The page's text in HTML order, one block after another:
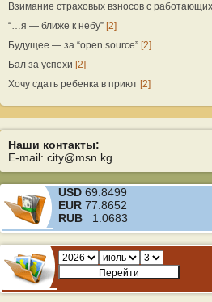
Взимание страховых взносов с
“…я — ближе к небу” [2]
Будущее — за “open source” [2]
Бал за успехи [2]
Хочу сдать ребенка в приют [2]
Наши контакты:
E-mail: city@msn.kg
USD 69.8499
EUR 77.8652
RUB 1.0683